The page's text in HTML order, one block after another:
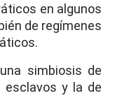
en algunos
de regímenes
simbiosis de
esclavos y la de